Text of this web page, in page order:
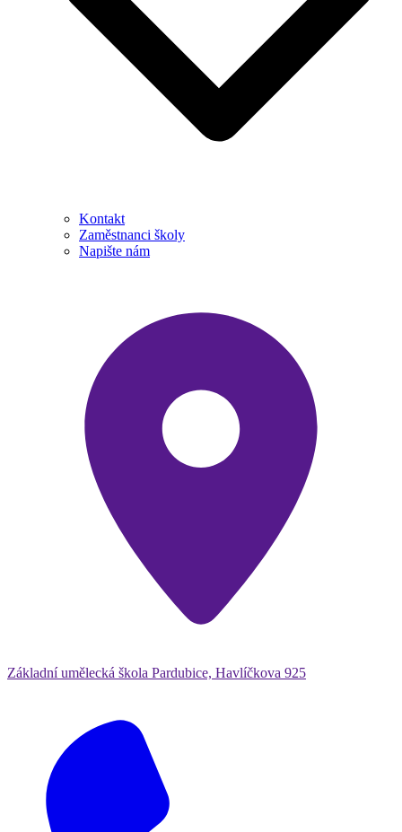
Kontakt
Zaměstnanci školy
Napište nám
Základní umělecká škola Pardubice, Havlíčkova 925